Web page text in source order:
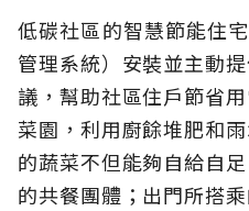
低碳社區的智慧節能住
管理系統）安裝並主動
議，幫助社區住戶節省
菜園，利用廚餘堆肥和
的蔬菜不但能夠自給自
的共餐團體；出門所搭